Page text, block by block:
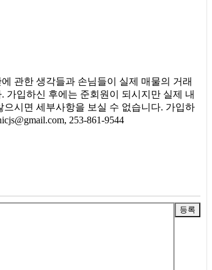
관한 생각들과 손님들이 실제 매물의 거래
입하신 후에는 준회원이 되시지만 실제 내
시면 세부사항을 보실 수 없습니다. 가입하
253-861-9544